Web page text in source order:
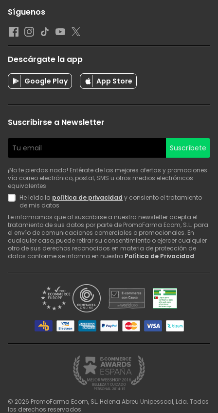
Síguenos
Descárgate la app
Google Play App Store
Suscribirse a Newsletter
Suscríbete
¡No te pierdas nada! Entérate de las mejores ofertas y promociones
vía correo electrónico, postal, SMS u otros medios electrónicos
equivalentes
He leído la política de privacidad y consiento el tratamiento
de mis datos
Le informamos que al suscribirse a nuestra newsletter acepta el
tratamiento de sus datos por parte de PromoFarma Ecom, S.L. para
el envío de comunicaciones comerciales o promocionales. En
cualquier caso, puede retirar su consentimiento o ejercer cualquier
otro de sus derechos reconocidos en materia de protección de
datos conforme se informa en nuestra Política de Privacidad .
© 2026 PromoFarma Ecom, SL. Helena Abreu Unipessoal, Lda. Todos
los derechos reservados.